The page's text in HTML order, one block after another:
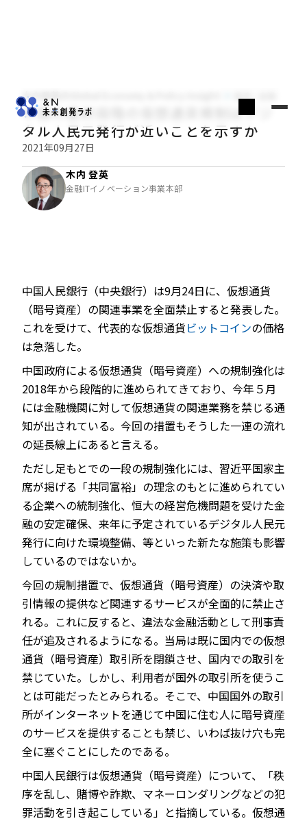
JP EN
木内登英のGlobal Economy & Policy Insight
中国の最終段階の仮想通貨規制はデジ
タル人民元発行が近いことを示すか
2021年09月27日
木内 登英
金融ITイノベーション事業本部
中国人民銀行（中央銀行）は9月24日に、仮想通貨
（暗号資産）の関連事業を全面禁止すると発表した。
これを受けて、代表的な仮想通貨ビットコインの価格
は急落した。
中国政府による仮想通貨（暗号資産）への規制強化は
2018年から段階的に進められてきており、今年５月
には金融機関に対して仮想通貨の関連業務を禁じる通
知が出されている。今回の措置もそうした一連の流れ
の延長線上にあると言える。
ただし足もとでの一段の規制強化には、習近平国家主
席が掲げる「共同富裕」の理念のもとに進められてい
る企業への統制強化、恒大の経営危機問題を受けた金
融の安定確保、来年に予定されているデジタル人民元
発行に向けた環境整備、等といった新たな施策も影響
しているのではないか。
今回の規制措置で、仮想通貨（暗号資産）の決済や取
引情報の提供など関連するサービスが全面的に禁止さ
れる。これに反すると、違法な金融活動として刑事責
任が追及されるようになる。当局は既に国内での仮想
通貨（暗号資産）取引所を閉鎖させ、国内での取引を
禁じていた。しかし、利用者が国外の取引所を使うこ
とは可能だったとみられる。そこで、中国国外の取引
所がインターネットを通じて中国に住む人に暗号資産
のサービスを提供することも禁じ、いわば抜け穴も完
全に塞ぐことにしたのである。
中国人民銀行は仮想通貨（暗号資産）について、「秩
序を乱し、賭博や詐欺、マネーロンダリングなどの犯
罪活動を引き起こしている」と指摘している。仮想通